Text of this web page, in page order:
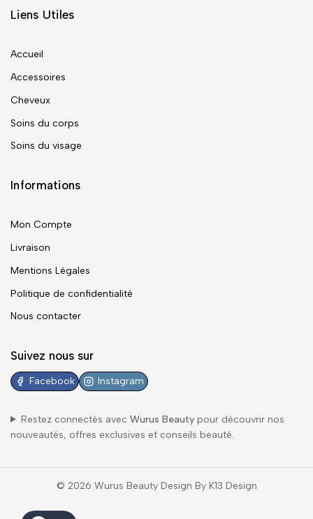
Liens Utiles
Accueil
Accessoires
Cheveux
Soins du corps
Soins du visage
Informations
Mon Compte
Livraison
Mentions Légales
Politique de confidentialité
Nous contacter
Suivez nous sur
Facebook Instagram
Restez connectés avec Wurus Beautypour découvrir nos
nouveautés, offres exclusives et conseils beauté.
© 2026 Wurus Beauty Design By K13 Design